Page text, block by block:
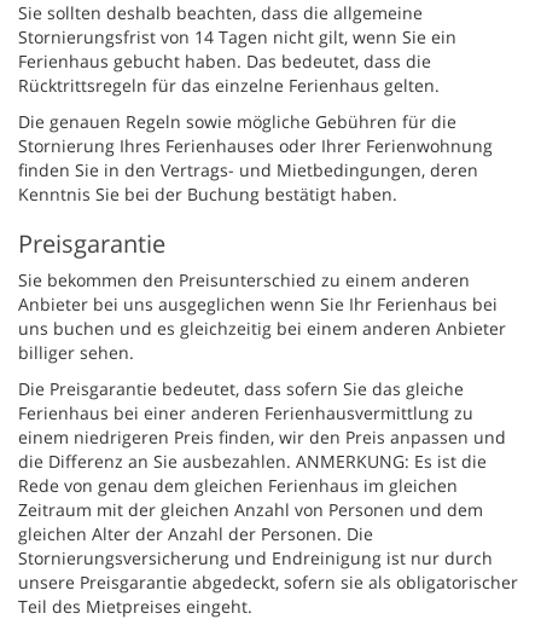
Sie sollten deshalb beachten, dass die allgemeine
Stornierungsfrist von 14 Tagen nicht gilt, wenn Sie ein
Ferienhaus gebucht haben. Das bedeutet, dass die
Rücktrittsregeln für das einzelne Ferienhaus gelten.
Die genauen Regeln sowie mögliche Gebühren für die
Stornierung Ihres Ferienhauses oder Ihrer Ferienwohnung
finden Sie in den Vertrags- und Mietbedingungen, deren
Kenntnis Sie bei der Buchung bestätigt haben.
Preisgarantie
Sie bekommen den Preisunterschied zu einem anderen
Anbieter bei uns ausgeglichen wenn Sie Ihr Ferienhaus bei
uns buchen und es gleichzeitig bei einem anderen Anbieter
billiger sehen.
Die Preisgarantie bedeutet, dass sofern Sie das gleiche
Ferienhaus bei einer anderen Ferienhausvermittlung zu
einem niedrigeren Preis finden, wir den Preis anpassen und
die Differenz an Sie ausbezahlen. ANMERKUNG: Es ist die
Rede von genau dem gleichen Ferienhaus im gleichen
Zeitraum mit der gleichen Anzahl von Personen und dem
gleichen Alter der Anzahl der Personen. Die
Stornierungsversicherung und Endreinigung ist nur durch
unsere Preisgarantie abgedeckt, sofern sie als obligatorischer
Teil des Mietpreises eingeht.